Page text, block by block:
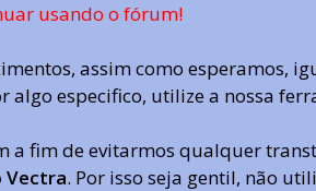
usando o fórum!
assim como esperamos,
especifico, utilize a nossa
a fim de evitarmos qualquer
Vectra. Por isso seja gentil, não